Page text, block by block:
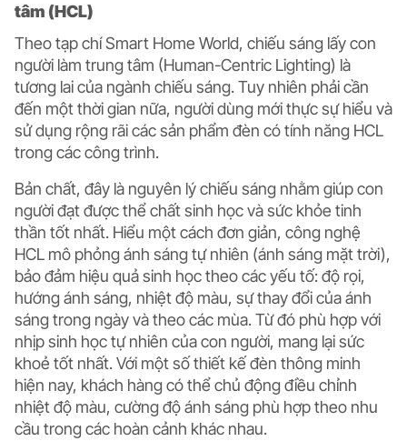
tâm (HCL)
Theo tạp chí Smart Home World, chiếu sáng lấy con
người làm trung tâm (Human-Centric Lighting) là
tương lai của ngành chiếu sáng. Tuy nhiên phải cần
đến một thời gian nữa, người dùng mới thực sự hiểu và
sử dụng rộng rãi các sản phẩm đèn có tính năng HCL
trong các công trình.
Bản chất, đây là nguyên lý chiếu sáng nhằm giúp con
người đạt được thể chất sinh học và sức khỏe tinh
thần tốt nhất. Hiểu một cách đơn giản, công nghệ
HCL mô phỏng ánh sáng tự nhiên (ánh sáng mặt trời),
bảo đảm hiệu quả sinh học theo các yếu tố: độ rọi,
hướng ánh sáng, nhiệt độ màu, sự thay đổi của ánh
sáng trong ngày và theo các mùa. Từ đó phù hợp với
nhịp sinh học tự nhiên của con người, mang lại sức
khoẻ tốt nhất. Với một số thiết kế đèn thông minh
hiện nay, khách hàng có thể chủ động điều chỉnh
nhiệt độ màu, cường độ ánh sáng phù hợp theo nhu
cầu trong các hoàn cảnh khác nhau.